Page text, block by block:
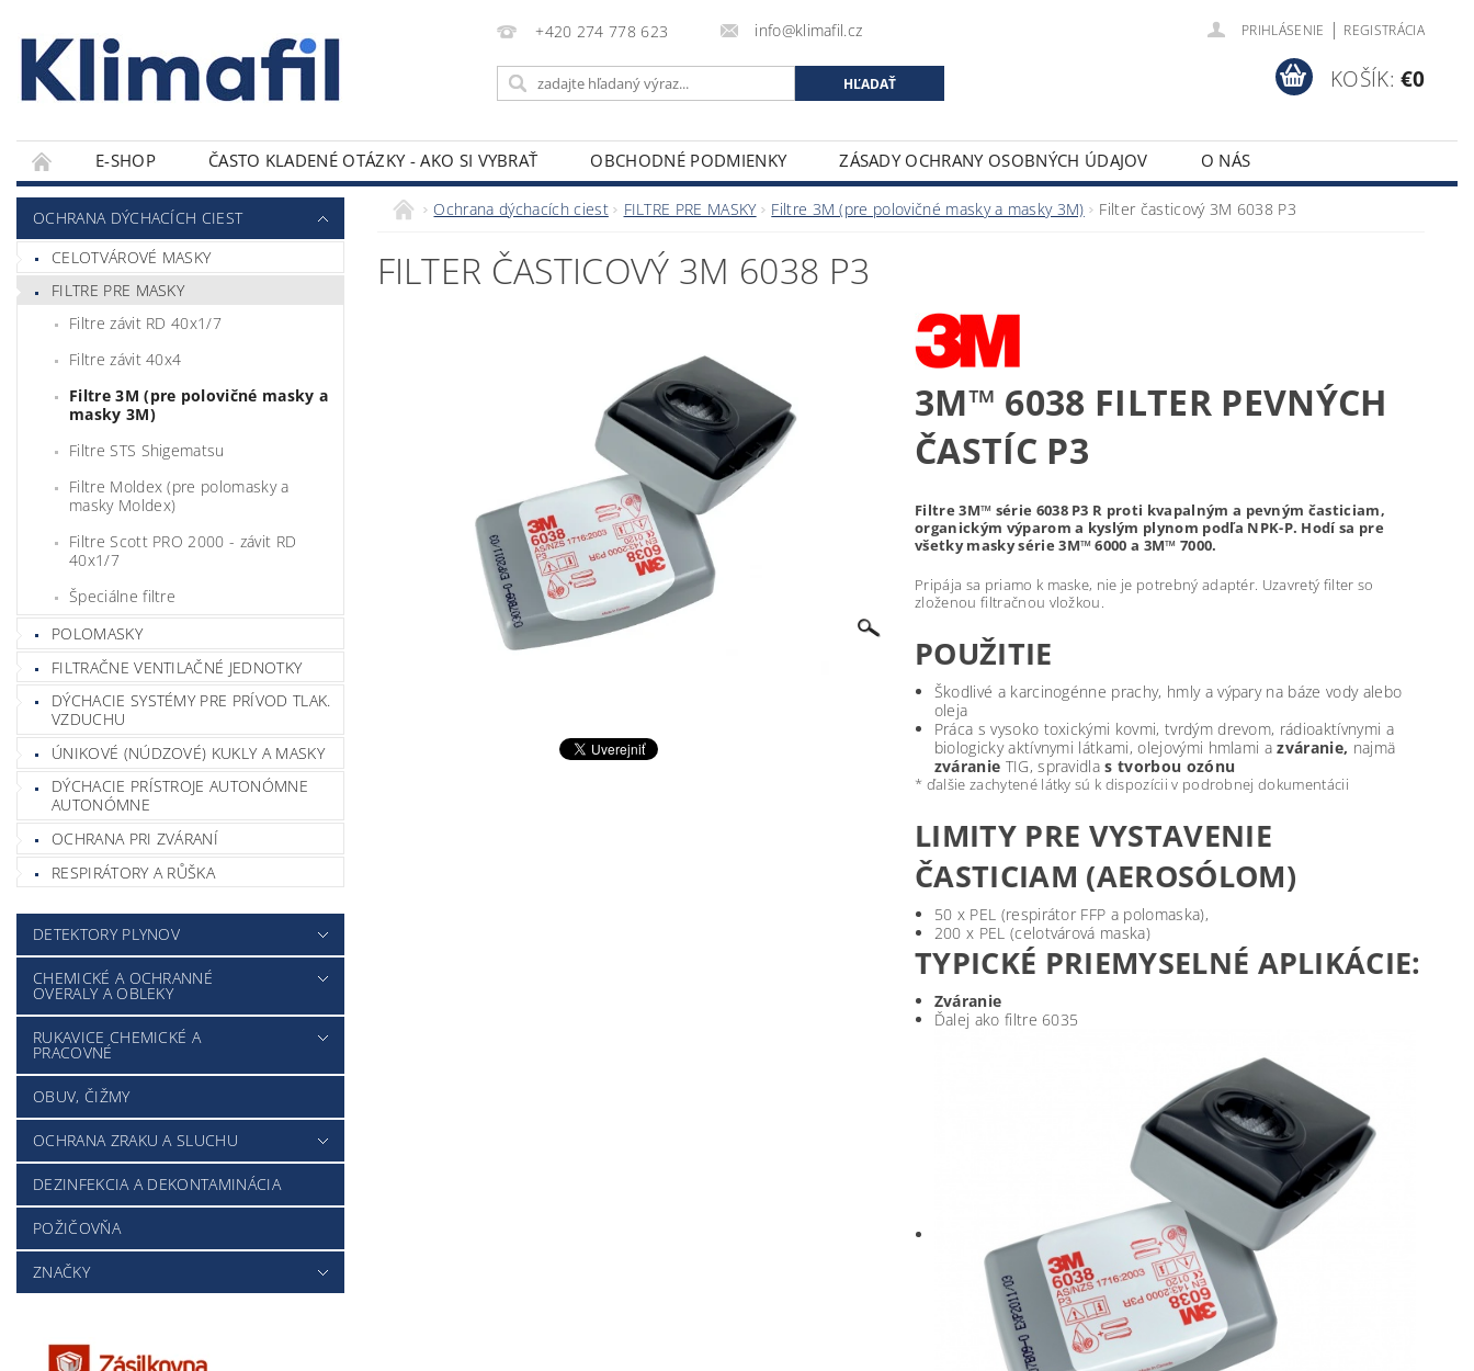
+420 274 778 623 info@klimafil.cz PRIHLÁSENIE | REGISTRÁCIA
KOŠÍK: €0
E-SHOP ČASTO KLADENÉ OTÁZKY - AKO SI VYBRAŤ OBCHODNÉ PODMIENKY ZÁSADY OCHRANY OSOBNÝCH ÚDAJOV
O NÁS
KONTAKTY
OCHRANA DÝCHACÍCH CIEST
CELOTVÁROVÉ MASKY
FILTRE PRE MASKY
Filtre závit RD 40x1/7
Filtre závit 40x4
Filtre 3M (pre polovičné masky a
masky 3M)
Filtre STS Shigematsu
Filtre Moldex (pre polomasky a
masky Moldex)
Filtre Scott PRO 2000 - závit RD
40x1/7
Špeciálne filtre
POLOMASKY
FILTRAČNE VENTILAČNÉ JEDNOTKY
DÝCHACIE SYSTÉMY PRE PRÍVOD TLAK.
VZDUCHU
ÚNIKOVÉ (NÚDZOVÉ) KUKLY A MASKY
DÝCHACIE PRÍSTROJE AUTONÓMNE
AUTONÓMNE
OCHRANA PRI ZVÁRANÍ
RESPIRÁTORY A RŮŠKA
DETEKTORY PLYNOV
CHEMICKÉ A OCHRANNÉ
OVERALY A OBLEKY
RUKAVICE CHEMICKÉ A
PRACOVNÉ
OBUV, ČIŽMY
OCHRANA ZRAKU A SLUCHU
DEZINFEKCIA A DEKONTAMINÁCIA
POŽIČOVŇA
ZNAČKY
Ochrana dýchacích ciest FILTRE PRE MASKY Filtre 3M (pre polovičné masky a masky 3M) Filter časticový 3M 6038 P3
FILTER ČASTICOVÝ 3M 6038 P3
3M™ 6038 FILTER PEVNÝCH
ČASTÍC P3
Filtre 3M™ série 6038 P3 R proti kvapalným a pevným časticiam,
organickým výparom a kyslým plynom podľa NPK-P. Hodí sa pre
všetky masky série 3M™ 6000 a 3M™ 7000.
Pripája sa priamo k maske, nie je potrebný adaptér. Uzavretý filter so
zloženou filtračnou vložkou.
POUŽITIE
Škodlivé a karcinogénne prachy, hmly a výpary na báze vody alebo
oleja
Práca s vysoko toxickými kovmi, tvrdým drevom, rádioaktívnymi a
biologicky aktívnymi látkami, olejovými hmlami azváranie, najmä
zváranie TIG, spravidlas tvorbou ozónu
* ďalšie zachytené látky sú k dispozícii v podrobnej dokumentácii
LIMITY PRE VYSTAVENIE
ČASTICIAM (AEROSÓLOM)
50 x PEL (respirátor FFP a polomaska),
200 x PEL (celotvárová maska)
TYPICKÉ PRIEMYSELNÉ APLIKÁCIE:
Zváranie
Ďalej ako filtre 6035